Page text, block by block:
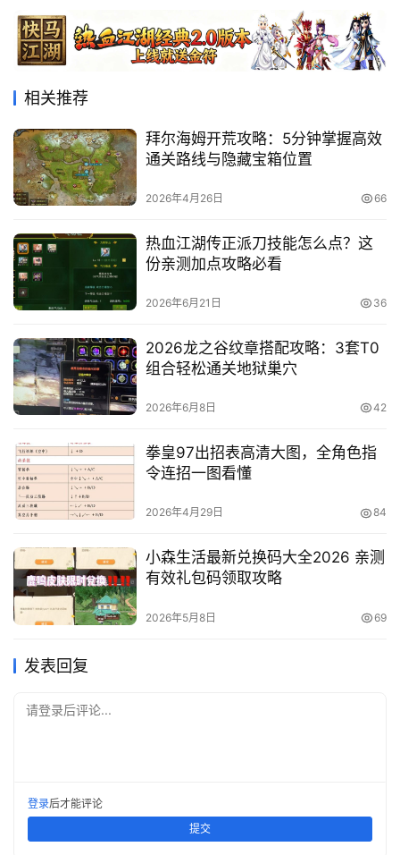
相关推荐
拜尔海姆开荒攻略：5分钟掌握高效
通关路线与隐藏宝箱位置
2026年4月26日 66
热血江湖传正派刀技能怎么点？这
份亲测加点攻略必看
2026年6月21日 36
2026龙之谷纹章搭配攻略：3套T0
组合轻松通关地狱巢穴
2026年6月8日 42
拳皇97出招表高清大图，全角色指
令连招一图看懂
2026年4月29日 84
小森生活最新兑换码大全2026 亲测
有效礼包码领取攻略
2026年5月8日 69
发表回复
请登录后评论...
登录后才能评论
提交